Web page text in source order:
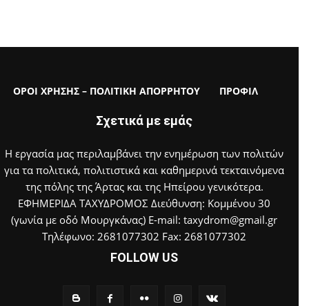
ΟΡΟΙ ΧΡΗΣΗΣ – ΠΟΛΙΤΙΚΗ ΑΠΟΡΡΗΤΟΥ ΠΡΟΦΙΛ
Σχετικά με εμάς
Η εργασία μας περιλαμβάνει την ενημέρωση των πολιτών
για τα πολιτικά, πολιτιστικά και καθημερινά τεκταινόμενα
της πόλης της Άρτας και της Ηπείρου γενικότερα.
ΕΦΗΜΕΡΙΔΑ ΤΑΧΥΔΡΟΜΟΣ Διεύθυνση: Κομμένου 30
(γωνία με οδό Μουργκάνας) E-mail: taxydrom@gmail.gr
Τηλέφωνο: 2681077302 Fax: 2681077302
FOLLOW US